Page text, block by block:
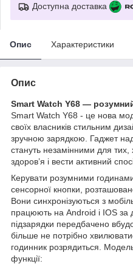
Доступна доставка
Опис Характеристики
Опис
Smart Watch Y68 —
Smart Watch Y68 - це нова
своїх власників стильним
зручною зарядкою. Гаджет
стануть незамінними для
здоров’я і вести активний
Керувати розумними
сенсорної кнопки,
Вони синхронізуються з
працюють на Android і IOS
підзарядки передбачено
більше не потрібно
годинник розрядиться.
функції: